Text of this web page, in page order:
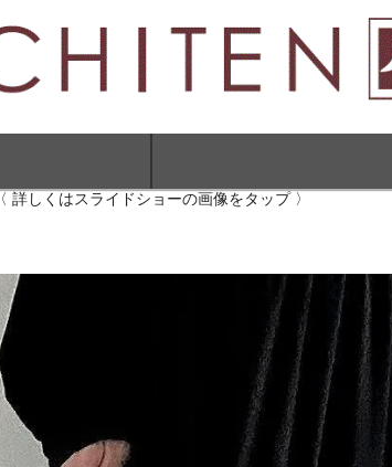
〈 詳しくはスライドショーの画像をタップ 〉